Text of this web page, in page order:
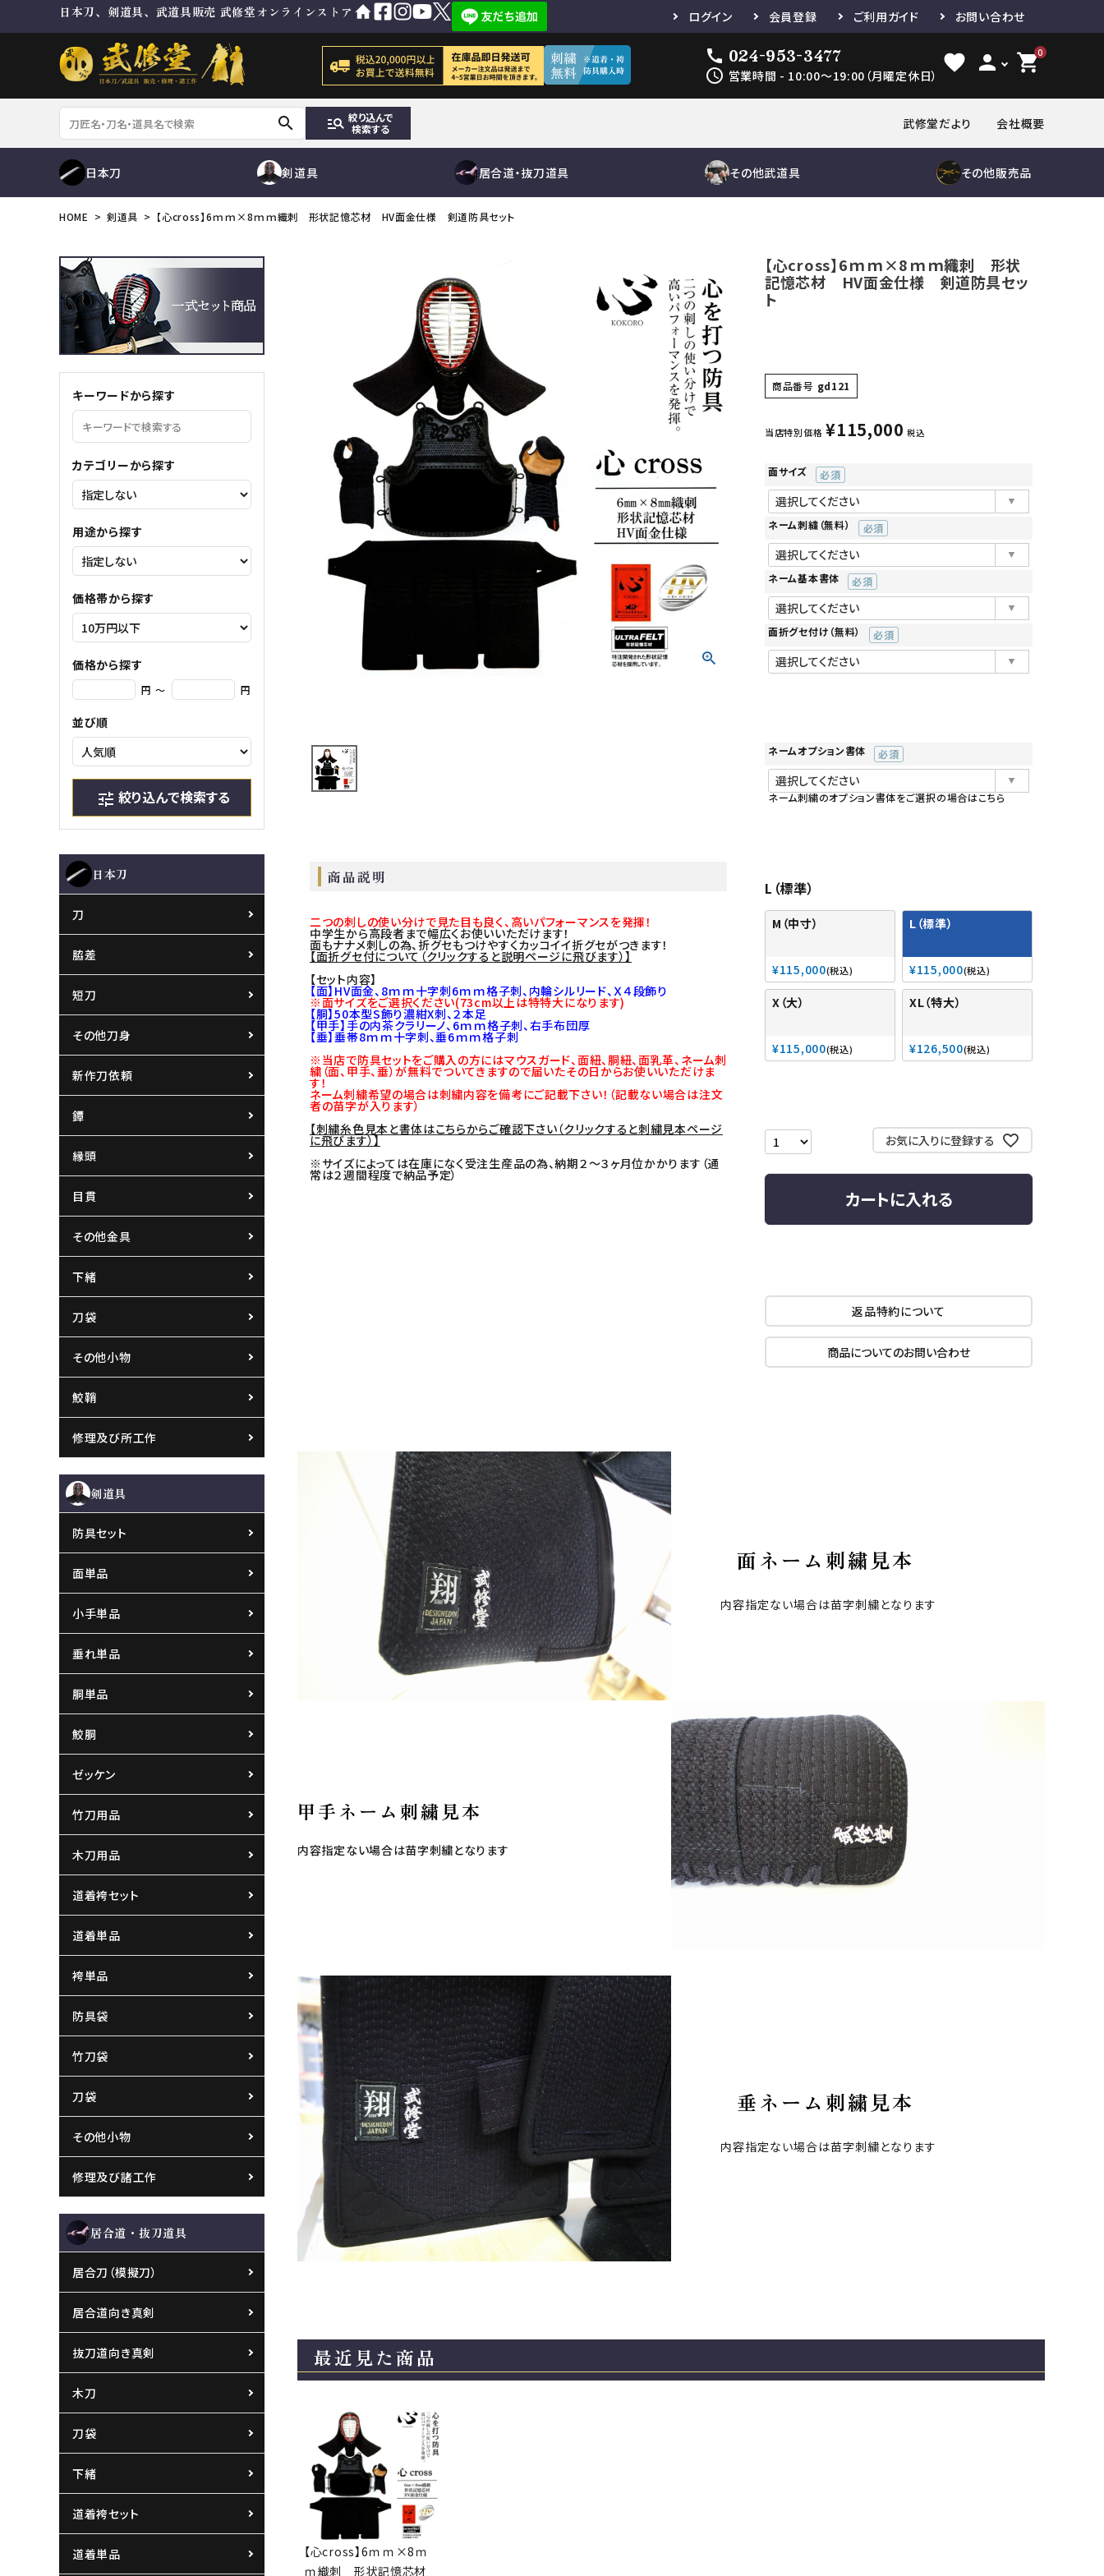
日本刀、剣道具、武道具販売 武修堂オンラインストア ログイン 会員登録 ご利用ガイド お問い合わせ
call 024-953-3477
schedule 営業時間 - 10:00～19:00（月曜定休日）
favorite person 0
shopping_cart
search manage_search 絞り込んで
検索する
武修堂だより 会社概要
日本刀
刀 脇差
縁頭
目貫
その他小物
鮫鞘
修理及び諸工作
剣道具
胴単品
鮫胴
竹刀用品 木刀用品 道着袴セット 道着単品
袴単品
竹刀袋 その他小物
居合道・抜刀道具
真剣
真剣
木刀 刀袋 下緒
道着単品 袴単品
刀袋
その他小物 鮫鞘
その他武道具 その他販売品
ACCOUNT MENU
ようこそ ゲスト 様
ログイン person 会員登録
コンテンツ
ご利用ガイド
特定商取引法について
お問い合わせ
HOME 剣道具 【心cross】6ｍｍ×8ｍｍ織刺 形状記憶芯材 HV面金仕様 剣道防具セット
キーワードから探す
カテゴリーから探す
用途から探す
価格帯から探す
価格から探す
円 ～ 円
並び順
tune 絞り込んで検索する
日本刀
刀
脇差
短刀
その他刀身
新作刀依頼
鐔
縁頭
目貫
その他金具
下緒
刀袋
その他小物
鮫鞘
修理及び所工作
剣道具
防具セット
面単品
小手単品
垂れ単品
胴単品
鮫胴
ゼッケン
竹刀用品
木刀用品
道着袴セット
道着単品
袴単品
防具袋
竹刀袋
刀袋
その他小物
修理及び諸工作
居合道・抜刀道具
居合刀（模擬刀）
居合道向き真剣
抜刀道向き真剣
木刀
刀袋
下緒
道着袴セット
道着単品
商品説明
二つの刺しの使い分けで見た目も良く、高いパフォーマンスを発揮！
中学生から高段者まで幅広くお使いいただけます！
面もナナメ刺しの為、折グセもつけやすくカッコイイ折グセがつきます！
【面折グセ付について（クリックすると説明ページに飛びます）】
【セット内容】
【面】HV面金、8ｍｍ十字刺6ｍｍ格子刺、内輪シルリード、Ｘ４段飾り
※面サイズをご選択ください(73cm以上は特特大になります)
【胴】50本型S飾り濃紺X刺、２本足
【甲手】手の内茶クラリーノ、6ｍｍ格子刺、右手布団厚
【垂】垂帯8ｍｍ十字刺、垂6ｍｍ格子刺
※当店で防具セットをご購入の方にはマウスガード、面紐、胴紐、面乳革、ネーム刺
繍（面、甲手、垂）が無料でついてきますので届いたその日からお使いいただけま
す！
ネーム刺繍希望の場合は刺繍内容を備考にご記載下さい！（記載ない場合は注文
者の苗字が入ります）
【刺繍糸色見本と書体はこちらからご確認下さい（クリックすると刺繍見本ページ
に飛びます）】
※サイズによっては在庫になく受注生産品の為、納期２～３ヶ月位かかります（通
常は２週間程度で納品予定）
【心cross】6ｍｍ×8ｍｍ織刺 形状
記憶芯材 HV面金仕様 剣道防具セッ
ト
商品番号 gd121
当店特別価格 ¥115,000 税込
面サイズ
(必
須)
ネーム刺繍（無料）
(必
ネーム基本書体
(必
須)
面折グセ付け（無料）
(必
ネームオプション書体
(必
ネーム刺繍のオプション書体をご選択の場合はこちら
L（標準）
M（中寸）
¥115,000 税込
L（標準）
¥115,000 税込
X（大）
¥115,000 税込
XL（特大）
¥126,500 税込
お気に入りに登録する
カートに入れる
返品特約について
商品についてのお問い合わせ
面ネーム刺繍見本
内容指定ない場合は苗字刺繍となります
甲手ネーム刺繍見本
内容指定ない場合は苗字刺繍となります
垂ネーム刺繍見本
内容指定ない場合は苗字刺繍となります
最近見た商品
【心cross】6ｍｍ×8ｍ
ｍ織刺 形状記憶芯材